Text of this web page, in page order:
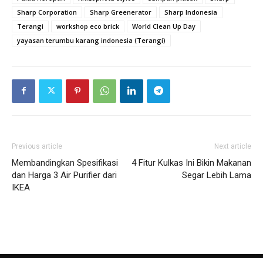
Sharp Corporation
Sharp Greenerator
Sharp Indonesia
Terangi
workshop eco brick
World Clean Up Day
yayasan terumbu karang indonesia (Terangi)
Previous article
Membandingkan Spesifikasi
dan Harga 3 Air Purifier dari
IKEA
Next article
4 Fitur Kulkas Ini Bikin Makanan
Segar Lebih Lama